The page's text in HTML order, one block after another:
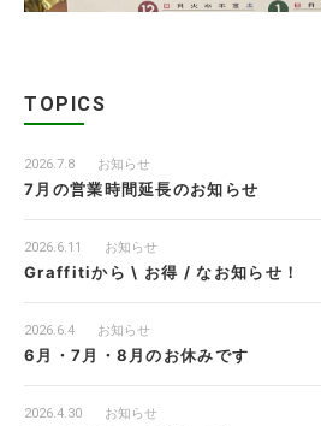
TOPICS
2026.7.8 お知らせ
7月の営業時間延長のお知らせ
2026.6.11 お知らせ
Graffitiから \ お得 / なお知らせ！
2026.6.4 お知らせ
6月・7月・8月のお休みです
2026.4.30 お知らせ